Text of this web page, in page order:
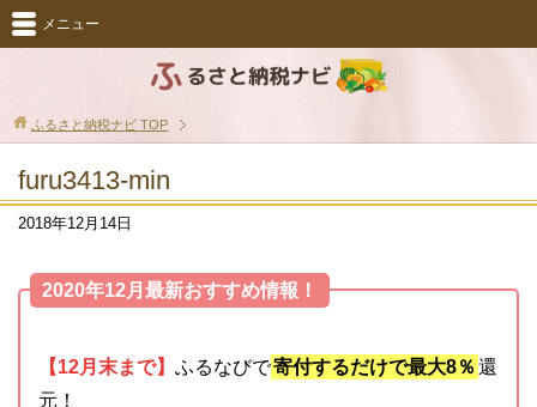
メニュー
ふるさと納税ナビ TOP
furu3413-min
2018年12月14日
2020年12月最新おすすめ情報！
【12月末まで】 ふるなびで寄付するだけで最大8％ 還
元！